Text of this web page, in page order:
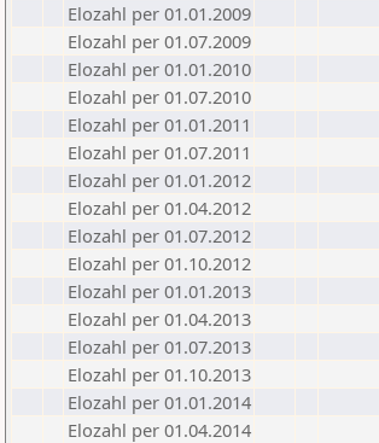
Elozahl per 01.01.2009
Elozahl per 01.07.2009
Elozahl per 01.01.2010
Elozahl per 01.07.2010
Elozahl per 01.01.2011
Elozahl per 01.07.2011
Elozahl per 01.01.2012
Elozahl per 01.04.2012
Elozahl per 01.07.2012
Elozahl per 01.10.2012
Elozahl per 01.01.2013
Elozahl per 01.04.2013
Elozahl per 01.07.2013
Elozahl per 01.10.2013
Elozahl per 01.01.2014
Elozahl per 01.04.2014